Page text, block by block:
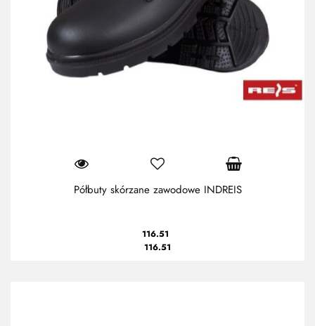
Półbuty skórzane zawodowe INDREIS
116.51
116.51